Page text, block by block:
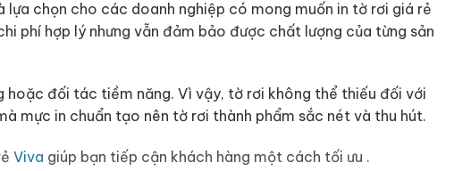
chọn cho các doanh nghiệp có mong muốn in tờ rơi giá rẻ
phí hợp lý nhưng vẫn đảm bảo được chất lượng của từng sản
đối tác tiềm năng. Vì vậy, tờ rơi không thể thiếu đối với
mực in chuẩn tạo nên tờ rơi thành phẩm sắc nét và thu hút.
Viva giúp bạn tiếp cận khách hàng một cách tối ưu .